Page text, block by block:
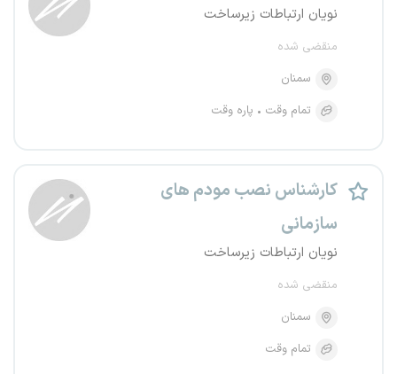
نویان ارتباطات زیرساخت
منقضی شده
سمنان
تمام وقت
پاره وقت
کارشناس نصب مودم های
سازمانی
نویان ارتباطات زیرساخت
منقضی شده
سمنان
تمام وقت